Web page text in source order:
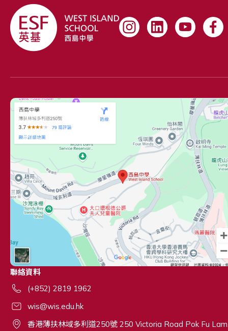
聯絡資料
(+852) 2819 1962
wis@wis.edu.hk
香港薄扶林域多利道250號 250 Victoria Road Pok Fu